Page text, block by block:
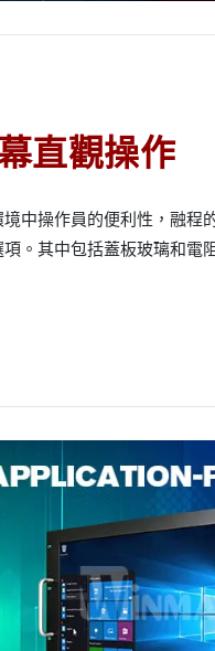
直觀操作
中操作員的便利性，融程
。其中包括蓋板玻璃和電